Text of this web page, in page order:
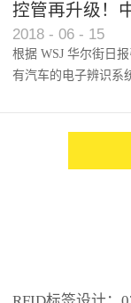
控管再升级！
架构辨识系统
2018 - 06 - 15
根据 WSJ 华尔街日
有汽车的电子辨识系